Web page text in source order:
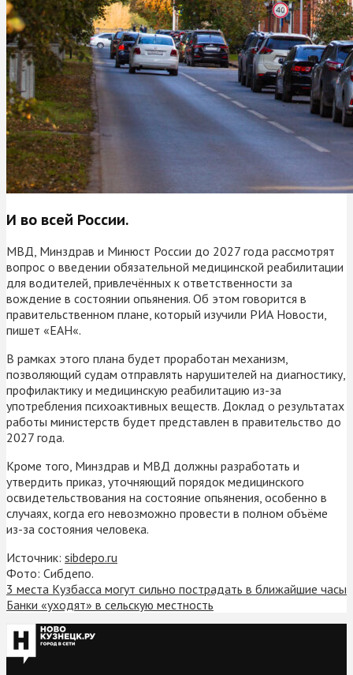
И во всей России.
МВД, Минздрав и Минюст России до 2027 года рассмотрят
вопрос о введении обязательной медицинской реабилитации
для водителей, привлечённых к ответственности за
вождение в состоянии опьянения. Об этом говорится в
правительственном плане, который изучили РИА Новости,
пишет «ЕАН«.
В рамках этого плана будет проработан механизм,
позволяющий судам отправлять нарушителей на диагностику,
профилактику и медицинскую реабилитацию из-за
употребления психоактивных веществ. Доклад о результатах
работы министерств будет представлен в правительство до
2027 года.
Кроме того, Минздрав и МВД должны разработать и
утвердить приказ, уточняющий порядок медицинского
освидетельствования на состояние опьянения, особенно в
случаях, когда его невозможно провести в полном объёме
из-за состояния человека.
Источник: sibdepo.ru
Фото: Сибдепо.
3 места Кузбасса могут сильно пострадать в ближайшие часы
Банки «уходят» в сельскую местность